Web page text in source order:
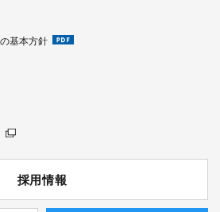
基本方針
採用情報